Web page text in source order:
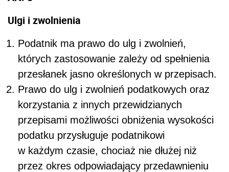
Ulgi i zwolnienia
Podatnik ma prawo do ulg i zwolnień,
których zastosowanie zależy od spełnienia
przesłanek jasno określonych w przepisach.
Prawo do ulg i zwolnień podatkowych oraz
korzystania z innych przewidzianych
przepisami możliwości obniżenia wysokości
podatku przysługuje podatnikowi
w każdym czasie, chociaż nie dłużej niż
przez okres odpowiadający przedawnieniu